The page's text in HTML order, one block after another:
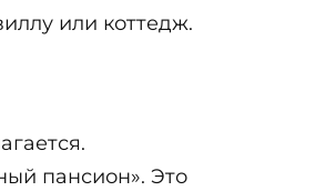
или коттедж.
пансион». Это